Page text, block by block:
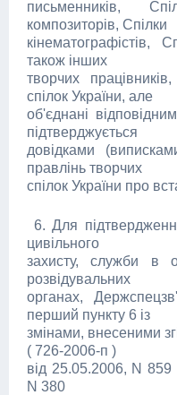
письменників,
композиторів, Спілки
кінематографістів,
також інших
творчих
спілок України, але
об'єднані
підтверджується
довідками
правлінь творчих
спілок України про
6. Для
цивільного
захисту, служби в
розвідувальних
органах,
перший пункту 6 із
змінами, внесеними
( 726-2006-п )
від 25.05.2006, N
N 380